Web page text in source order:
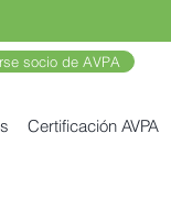
socio de AVPA
Certificación AVPA